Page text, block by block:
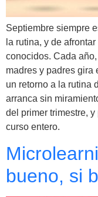
Septiembre siempre
la rutina, y de
conocidos. Cada
madres y padres gira
un retorno a la rutina
arranca sin
del primer trimestre,
curso entero.
bueno, si